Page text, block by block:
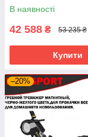
В наявності
42 588 ₴ 53 235 ₴
Купити
–20%